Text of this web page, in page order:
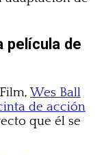
película de
Wes Ball
de acción
que él se